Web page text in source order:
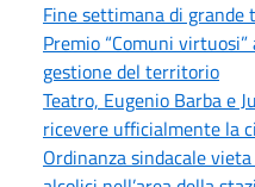
Fine settimana di grande
Premio “Comuni
gestione del territorio
Teatro, Eugenio Barba e
ricevere ufficialmente la
Ordinanza sindacale